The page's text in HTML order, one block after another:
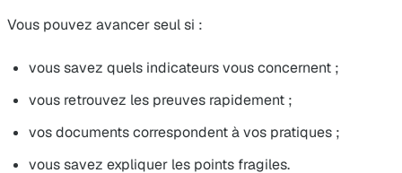
Vous pouvez avancer seul si :
vous savez quels indicateurs vous concernent ;
vous retrouvez les preuves rapidement ;
vos documents correspondent à vos pratiques ;
vous savez expliquer les points fragiles.